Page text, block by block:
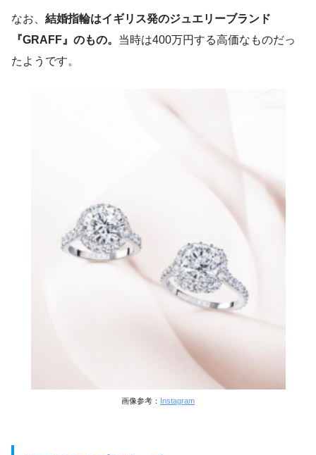
なお、 結婚指輪はイギリス発のジュエリーブランド
『GRAFF』のもの。 当時は400万円する高価なものだっ
たようです。
画像参考： Instagram